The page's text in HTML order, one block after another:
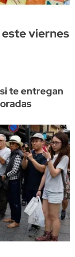
este viernes
te entregan